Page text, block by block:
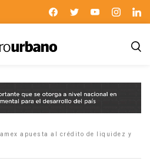
apuesta al crédito de liquidez y